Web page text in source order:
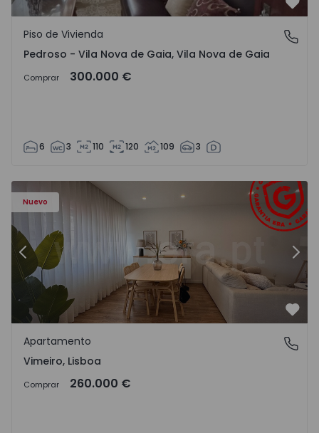
Pedroso - Vila Nova de Gaia, Vila Nova de Gaia
Piso de Vivienda
Pedroso - Vila Nova de Gaia, Vila Nova de Gaia
Comprar 300.000 €
6 3 110 120 109 3
Nuevo
Apartamento T1 Lourinhã, Vimeiro - 1575406 - 1
Anterior
Vimeiro, Lisboa
Apartamento
Vimeiro, Lisboa
Comprar 260.000 €